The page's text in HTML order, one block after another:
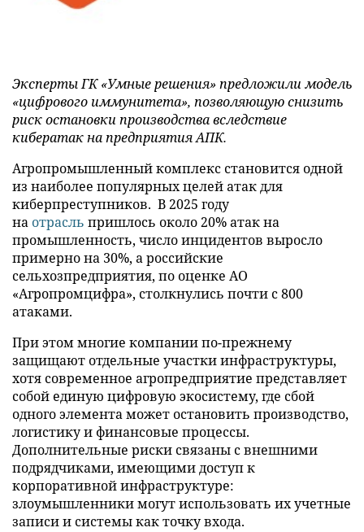
Эксперты ГК «Умные решения» предложили модель
«цифрового иммунитета», позволяющую снизить
риск остановки производства вследствие
кибератак на предприятия АПК.
Агропромышленный комплекс становится одной
из наиболее популярных целей атак для
киберпреступников. В 2025 году
на отрасль пришлось около 20% атак на
промышленность, число инцидентов выросло
примерно на 30%, а российские
сельхозпредприятия, по оценке АО
«Агропромцифра», столкнулись почти с 800
атаками.
При этом многие компании по-прежнему
защищают отдельные участки инфраструктуры,
хотя современное агропредприятие представляет
собой единую цифровую экосистему, где сбой
одного элемента может остановить производство,
логистику и финансовые процессы.
Дополнительные риски связаны с внешними
подрядчиками, имеющими доступ к
корпоративной инфраструктуре:
злоумышленники могут использовать их учетные
записи и системы как точку входа.